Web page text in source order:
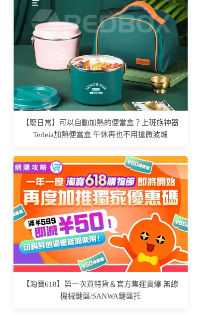
【廢日常】可以自動加熱的便當盒？上班族神器
Terleia加熱便當盒 午休再也不用搶微波爐
【淘寶618】第一次買特貨＆官方集運貴爆 無線
機械鍵盤/SANWA鍵盤托